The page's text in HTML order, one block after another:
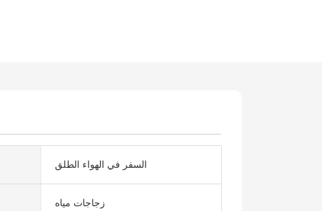
السفر في الهواء الطلق
زجاجات مياه